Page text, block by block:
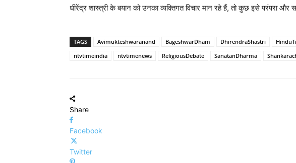
धीरेंद्र शास्त्री के बयान को उनका व्यक्तिगत विचार मान रहे हैं, तो कुछ इसे परंपरा और
TAGS Avimukteshwaranand BageshwarDham DhirendraShastri
ntvtimeindia
ntvtimenews ReligiousDebate SanatanDharma
Share
Facebook
Twitter